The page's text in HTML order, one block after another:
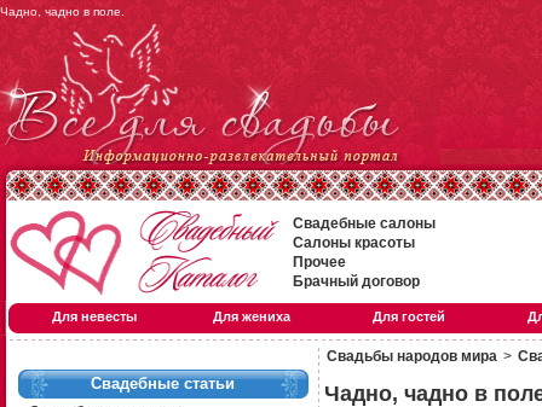
Чадно, чадно в поле.
Свадебные салоны
Салоны красоты
Прочее
Брачный договор
Для невесты Для жениха Для гостей
Свадебные статьи
Свадьбы народов мира >
Чадно, чадно в